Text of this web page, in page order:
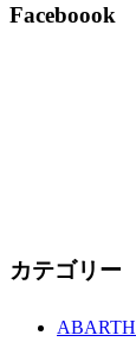
Faceboook
カテゴリー
ABARTH